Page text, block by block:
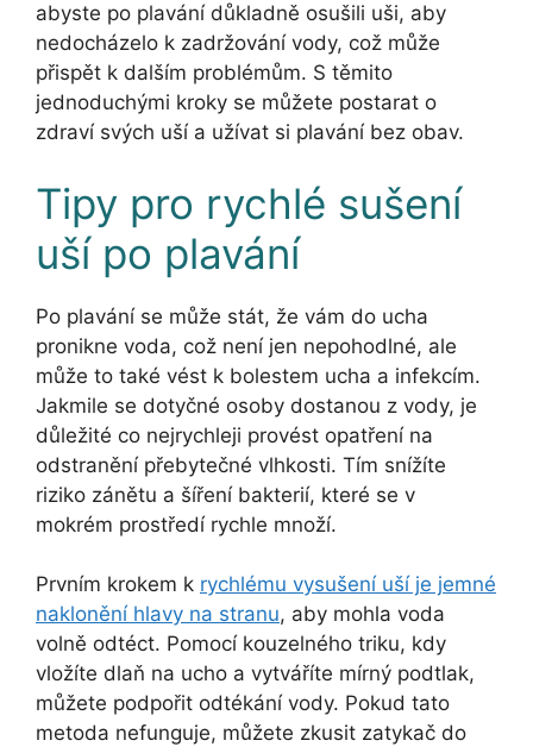
abyste po plavání důkladně osušili uši, aby
nedocházelo k zadržování vody, což může
přispět k dalším problémům. S těmito
jednoduchými kroky se můžete postarat o
zdraví svých uší a užívat si plavání bez obav.
Tipy pro rychlé sušení
uší po plavání
Po plavání se může stát, že vám do ucha
pronikne voda, což není jen nepohodlné, ale
může to také vést k bolestem ucha a infekcím.
Jakmile se dotyčné osoby dostanou z vody, je
důležité co nejrychleji provést opatření na
odstranění přebytečné vlhkosti. Tím snížíte
riziko zánětu a šíření bakterií, které se v
mokrém prostředí rychle množí.
Prvním krokem k rychlému vysušení uší je jemné
naklonění hlavy na stranu, aby mohla voda
volně odtéct. Pomocí kouzelného triku, kdy
vložíte dlaň na ucho a vytváříte mírný podtlak,
můžete podpořit odtékání vody. Pokud tato
metoda nefunguje, můžete zkusit zatykač do